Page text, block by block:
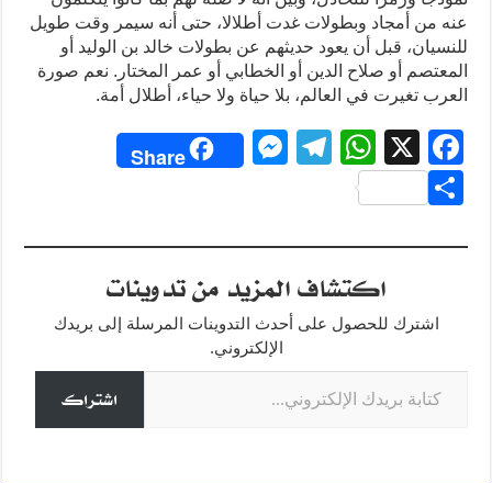
عنه من أمجاد وبطولات غدت أطلالا، حتى أنه سيمر وقت طويل
للنسيان، قبل أن يعود حديثهم عن بطولات خالد بن الوليد أو
المعتصم أو صلاح الدين أو الخطابي أو عمر المختار. نعم صورة
العرب تغيرت في العالم، بلا حياة ولا حياء، أطلال أمة.
F
a
c
e
o
k
X
W
s
A
p
T
gr
a
m
M
e
n
g
er
Share
ar
اكتشاف المزيد من تدوينات
اشترك للحصول على أحدث التدوينات المرسلة إلى بريدك
الإلكتروني.
كتابة بريدك الإلكتروني...
اشتراك